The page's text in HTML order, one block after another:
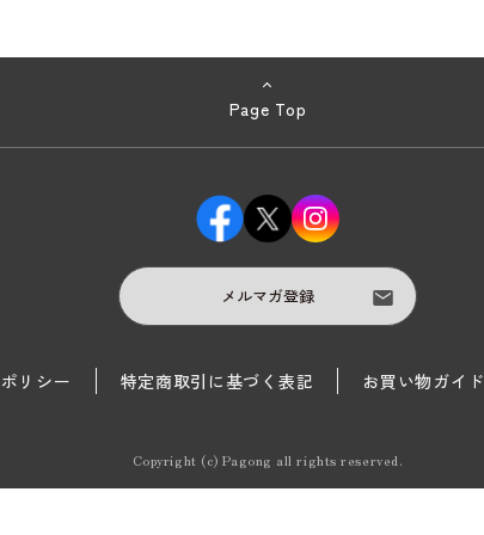
Page Top
メルマガ登録
リシー 特定商取引に基づく表記 お買い物ガイド
Copyright (c) Pagong all rights reserved.